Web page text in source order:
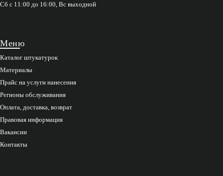
Сб с 11:00 до 16:00, Вс выходной
Меню
Каталог штукатурок
Материалы
Прайс на услуги нанесения
Регионы обслуживания
Оплата, доставка, возврат
Правовая информация
Вакансии
Контакты